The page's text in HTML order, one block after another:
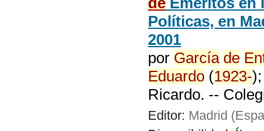
Políticas, en
2001
por García de
Eduardo(1923-
Ricardo. --
Editor: Madrid